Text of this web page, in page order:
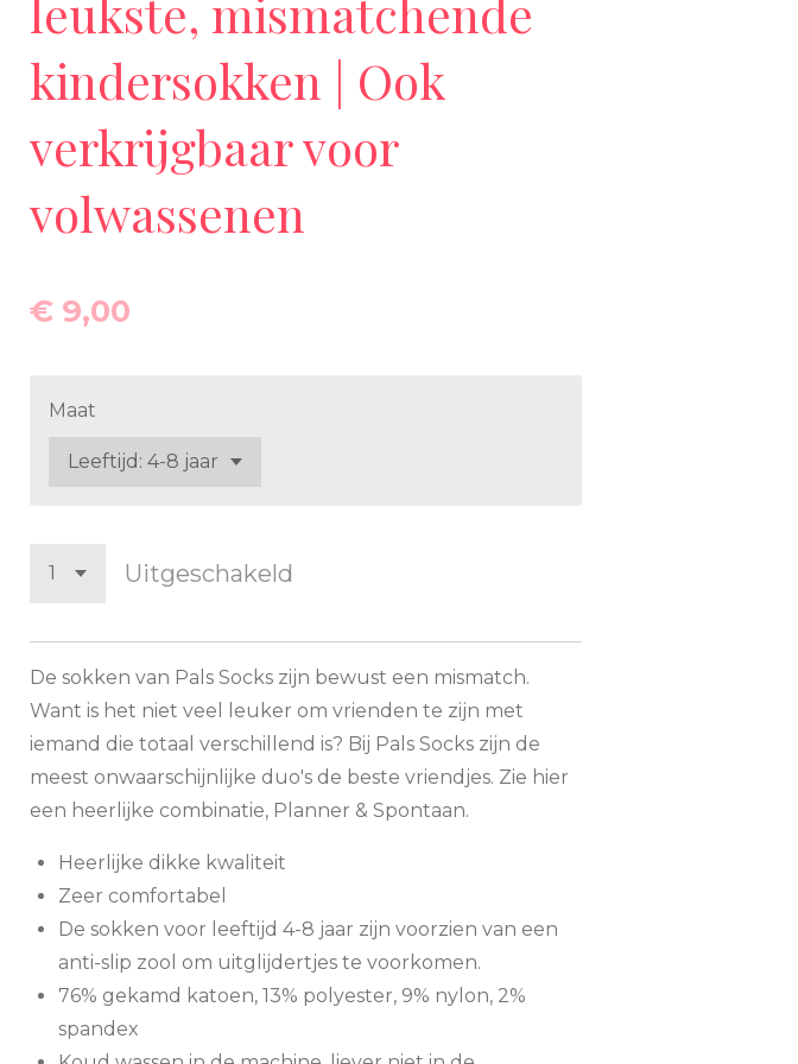
kindersokken | Ook
verkrijgbaar voor
volwassenen
€ 9,00
Maat
Uitgeschakeld
De sokken van Pals Socks zijn bewust een mismatch.
Want is het niet veel leuker om vrienden te zijn met
iemand die totaal verschillend is? Bij Pals Socks zijn de
meest onwaarschijnlijke duo's de beste vriendjes. Zie hier
een heerlijke combinatie, Planner & Spontaan.
Heerlijke dikke kwaliteit
Zeer comfortabel
De sokken voor leeftijd 4-8 jaar zijn voorzien van een
anti-slip zool om uitglijdertjes te voorkomen.
76% gekamd katoen, 13% polyester, 9% nylon, 2%
spandex